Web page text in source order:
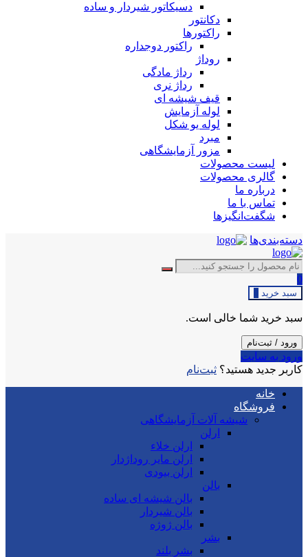
دسیکاتور شیردار و ساده
دکانتور
راکتورها
راکتور دوجداره
روداژ
رداژ مادگی
رداژ نری
قیف شیشه ای
لوله آزمایش
لوله یو شکل
مبرد
مزور آزمایشگاهی
لیست محصولات
گالری محصولات
درباره ما
تماس با ما
شگفت‌انگیزها
دسته‌بندی‌ها
0
سبد خرید
سبد خرید شما خالی است.
ورود / ثبت‌نام
ورود به سایت
کاربر جدید هستید؟ ثبت‌نام
خانه
فروشگاه
شیشه آلات آزمایشگاهی
ارلن
ارلن خلاء
ارلن مایر روداژدار
ارلن بیودی
بالن
بالن شیشه ای ساده
بالن شیردار
بالن ژوژه
بشر
بشر بلند